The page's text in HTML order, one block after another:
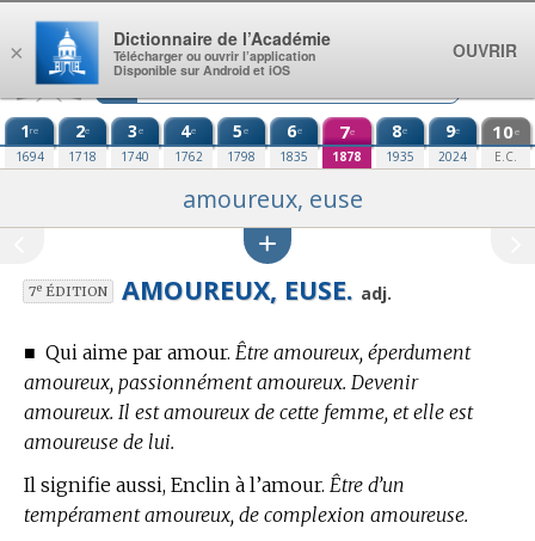
Aller au contenu
1re
1694
2e
1718
3e
1740
4e
1762
5e
1798
6e
1835
7e
1878
8e
1935
9e
2024
10e
E.C.
amoureux, euse
7eÉDITION AMOUREUX, EUSE. adj.
■ Qui aime par amour. Être amoureux, éperdument
amoureux, passionnément amoureux. Devenir
amoureux. Il est amoureux de cette femme, et elle est
amoureuse de lui.
Il signifie aussi, Enclin à l’amour. Être d’un
tempérament amoureux, de complexion amoureuse.
×
Dictionnaire de l’Académie
Télécharger ou ouvrir l’application
Disponible sur Android et iOS
OUVRIR